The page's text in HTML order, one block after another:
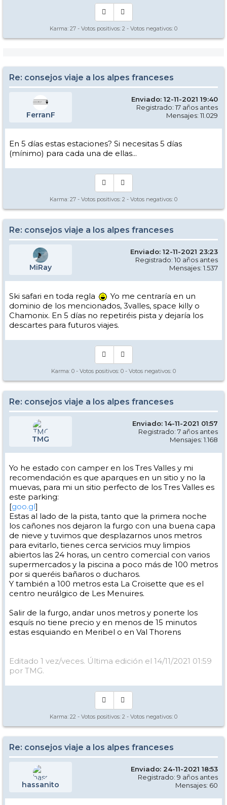
Karma: 27 - Votos positivos: 2 - Votos negativos: 0
Re: consejos viaje a los alpes franceses
FerranF
Enviado: 12-11-2021 19:40
Registrado: 17 años antes
Mensajes: 11.029
En 5 días estas estaciones? Si necesitas 5 días
(mínimo) para cada una de ellas...
Karma: 27 - Votos positivos: 2 - Votos negativos: 0
Re: consejos viaje a los alpes franceses
MiRay
Enviado: 12-11-2021 23:23
Registrado: 10 años antes
Mensajes: 1.537
Ski safari en toda regla
Yo me centraría en un
dominio de los mencionados, 3valles, space killy o
Chamonix. En 5 días no repetiréis pista y dejaría los
descartes para futuros viajes.
Karma: 0 - Votos positivos: 0 - Votos negativos: 0
Re: consejos viaje a los alpes franceses
TMG
Enviado: 14-11-2021 01:57
Registrado: 7 años antes
Mensajes: 1.168
Yo he estado con camper en los Tres Valles y mi
recomendación es que aparques en un sitio y no la
muevas, para mi un sitio perfecto de los Tres Valles es
este parking:
[goo.gl]
Estas al lado de la pista, tanto que la primera noche
los cañones nos dejaron la furgo con una buena capa
de nieve y tuvimos que desplazarnos unos metros
para evitarlo, tienes cerca servicios muy limpios
abiertos las 24 horas, un centro comercial con varios
supermercados y la piscina a poco más de 100 metros
por si queréis bañaros o ducharos.
Y también a 100 metros esta La Croisette que es el
centro neurálgico de Les Menuires.
Salir de la furgo, andar unos metros y ponerte los
esquís no tiene precio y en menos de 15 minutos
estas esquiando en Meribel o en Val Thorens
Editado 1 vez/veces. Última edición el 14/11/2021 01:59
por TMG.
Karma: 22 - Votos positivos: 2 - Votos negativos: 0
Re: consejos viaje a los alpes franceses
hassanito
Enviado: 24-11-2021 18:53
Registrado: 9 años antes
Mensajes: 60